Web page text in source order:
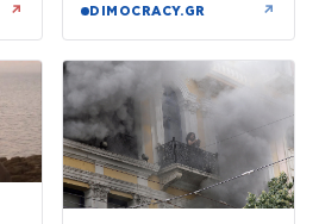
↗ DIMOCRACY.GR ↗